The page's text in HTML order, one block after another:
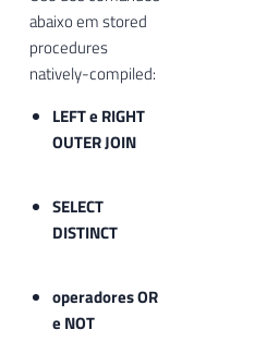
abaixo em stored
procedures
natively-compiled:
LEFT e RIGHT
OUTER JOIN
SELECT
DISTINCT
operadores OR
e NOT